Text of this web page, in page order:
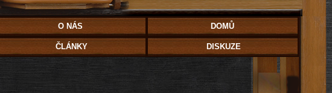
DOMŮ
O NÁS
DISKUZE
ČLÁNKY